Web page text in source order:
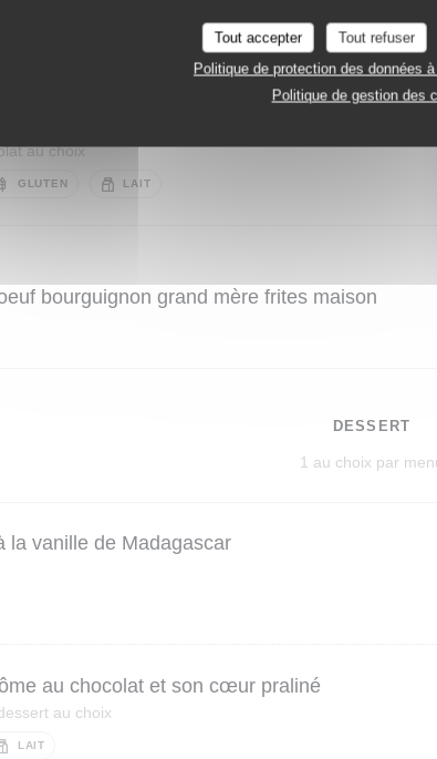
Tout accepter Tout refuser
Politique de protection des données
Politique de gestion des
au choix
GLUTEN LAIT
bourguignon grand mère frites maison
DESSERT
1 au choix par
la vanille de Madagascar
au chocolat et son cœur praliné
au choix
LAIT